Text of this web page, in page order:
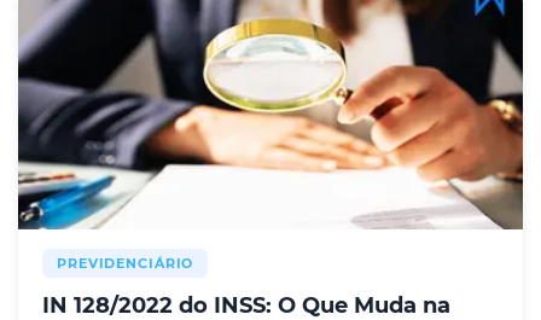
PREVIDENCIÁRIO
IN 128/2022 do INSS: O Que Muda na